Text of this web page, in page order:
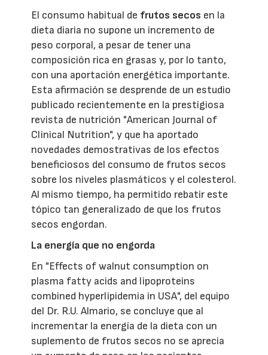
El consumo habitual de frutos secos en la
dieta diaria no supone un incremento de
peso corporal, a pesar de tener una
composición rica en grasas y, por lo tanto,
con una aportación energética importante.
Esta afirmación se desprende de un estudio
publicado recientemente en la prestigiosa
revista de nutrición "American Journal of
Clinical Nutrition", y que ha aportado
novedades demostrativas de los efectos
beneficiosos del consumo de frutos secos
sobre los niveles plasmáticos y el colesterol.
Al mismo tiempo, ha permitido rebatir este
tópico tan generalizado de que los frutos
secos engordan.
La energía que no engorda
En "Effects of walnut consumption on
plasma fatty acids and lipoproteins
combined hyperlipidemia in USA", del equipo
del Dr. R.U. Almario, se concluye que al
incrementar la energía de la dieta con un
suplemento de frutos secos no se aprecia